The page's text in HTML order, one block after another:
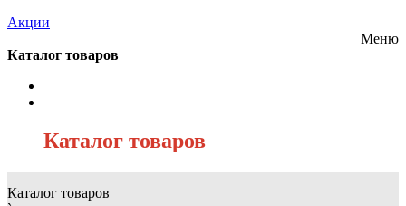
Акции
Меню
Каталог товаров
Каталог товаров
Каталог товаров